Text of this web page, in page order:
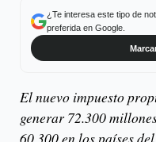
¿Te interesa este tipo de
preferida en Google.
El nuevo impuesto
generar 72.300
60.300 en los países